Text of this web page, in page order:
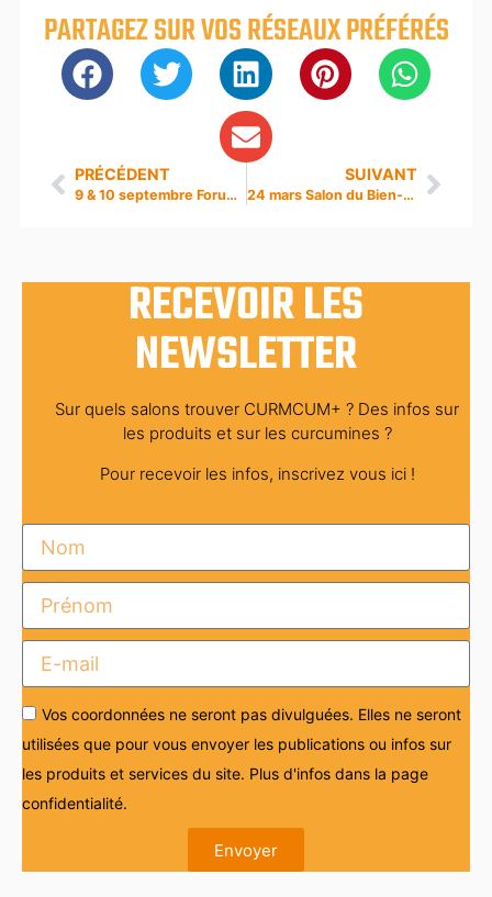
PARTAGEZ SUR VOS RÉSEAUX PRÉFÉRÉS
PRÉCÉDENT
9 & 10 septembre Forum de Bien-Être à Estrablin
SUIVANT
24 mars Salon du Bien-être à Ugine
RECEVOIR LES
NEWSLETTER
Sur quels salons trouver CURMCUM+ ? Des infos sur
les produits et sur les curcumines ?
Pour recevoir les infos, inscrivez vous ici !
Vos coordonnées ne seront pas divulguées. Elles ne seront
utilisées que pour vous envoyer les publications ou infos sur
les produits et services du site. Plus d'infos dans la page
confidentialité.
Envoyer